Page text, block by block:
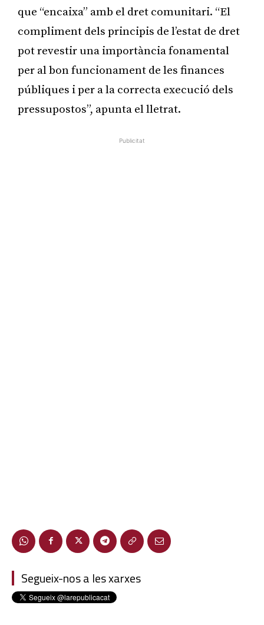
que “encaixa” amb el dret comunitari. “El
compliment dels principis de l’estat de dret
pot revestir una importància fonamental
per al bon funcionament de les finances
públiques i per a la correcta execució dels
pressupostos”, apunta el lletrat.
Publicitat
Segueix-nos a les xarxes